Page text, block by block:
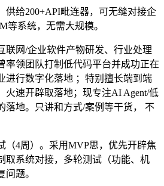
给200+API毗连器，可无缝对接企
等系统，无需大规模。
网/企业软件产物研发、行业处理
率领团队打制低代码平台并成功正在
进行数字化落地 ；特别擅长端到端
火速开辟取落地；现专注AI Agent/低
落地。只讲和方式/案例等干货， 不
4周）。采用MVP思，优先开辟焦
取系统对接，多轮测试（功能、机
题。